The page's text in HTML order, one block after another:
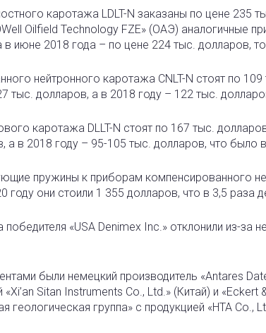
каротажа LDLT-N заказаны по цене 235
Oilfield Technology FZE» (ОАЭ) аналогичные
июне 2018 года – по цене 224 тыс. долларов,
нейтронного каротажа CNLT-N стоят по
тыс. долларов, а в 2018 году – 122 тыс.
каротажа DLLT-N стоят по 167 тыс.
а в 2018 году – 95-105 тыс. долларов, что было
пружины к приборам компенсированного
году они стоили 1 355 долларов, что в 3,5 раза
победителя «USA Denimex Inc.» отклонили из-за
были немецкий производитель «Antares
Sitan Instruments Co., Ltd.» (Китай) и
геологическая группа» с продукцией «HTA Co.,